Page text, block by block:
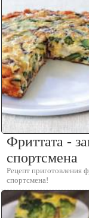
Фриттата -
спортсмена
Рецепт приготовления
спортсмена!